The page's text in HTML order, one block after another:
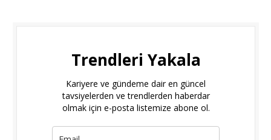
Trendleri Yakala
Kariyere ve gündeme dair en güncel
tavsiyelerden ve trendlerden haberdar
olmak için e-posta listemize abone ol.